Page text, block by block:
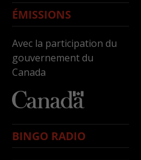
ÉMISSIONS
Avec la participation du
gouvernement du
Canada
BINGO RADIO